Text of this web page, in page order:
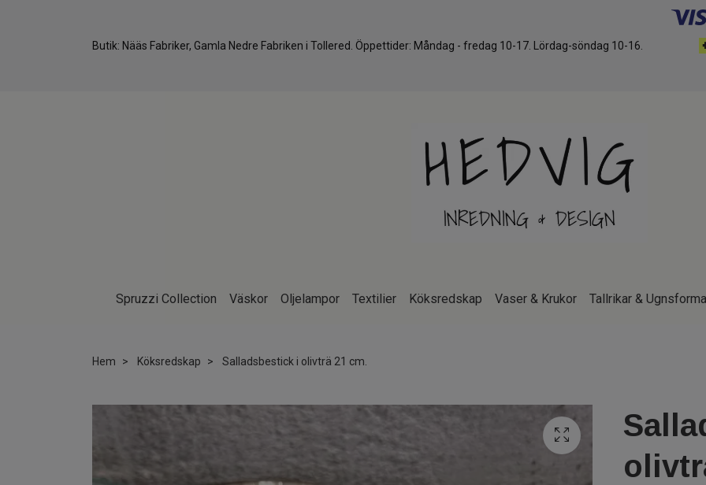
Butik: Nääs Fabriker, Gamla Nedre Fabriken i Tollered. Öppettider: Måndag - fredag 10-17. Lördag-söndag 10-16.
Spruzzi Collection Väskor Oljelampor Textilier Köksredskap Vaser & Krukor Tallrikar &
Hem Köksredskap Salladsbestick i olivträ 21 cm.